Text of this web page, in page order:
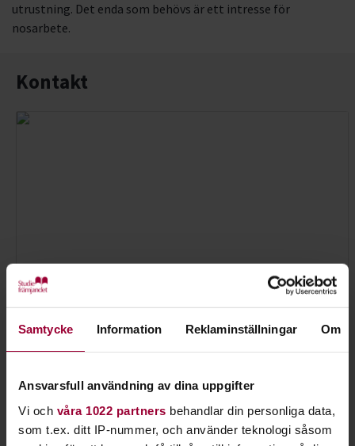
Samtycke Information Reklaminställningar Om
Ansvarsfull användning av dina uppgifter
Vi och våra 1022 partners behandlar din personliga data,
som t.ex. ditt IP-nummer, och använder teknologi såsom
utrustning. Det enda som behövs är ett intresse för
nosarbete.
Kontakt
Folkbildningsutvecklare Djur
Skicka e-post
072-370 81 67